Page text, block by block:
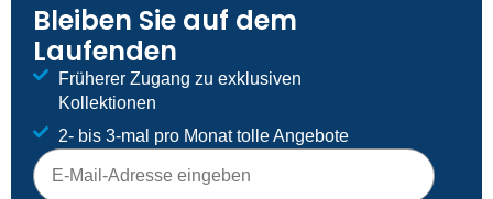
Bleiben Sie auf dem
Laufenden
Früherer Zugang zu exklusiven
Kollektionen
2- bis 3-mal pro Monat tolle Angebote
E-mailadres